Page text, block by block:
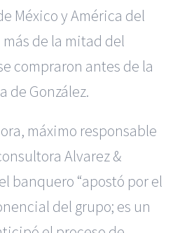
México y América del
de la mitad del
compraron antes de la
de González.
máximo responsable
Alvarez &
banquero “apostó por el
del grupo; es un